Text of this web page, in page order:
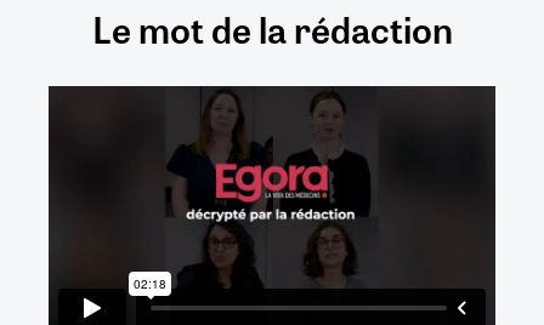
Le mot de la rédaction